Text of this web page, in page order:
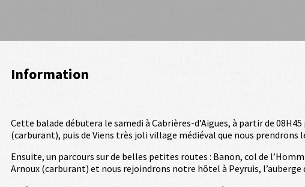
Information
Cette balade débutera le samedi à Cabrières-d’Aigues, à partir de
(carburant), puis de Viens très joli village médiéval que nous
Ensuite, un parcours sur de belles petites routes : Banon, col de
Arnoux (carburant) et nous rejoindrons notre hôtel à Peyruis, l’auberge